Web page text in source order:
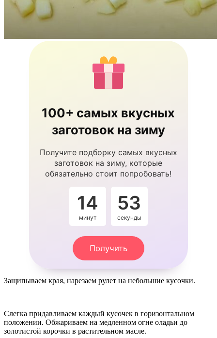
100+ самых вкусных
заготовок на зиму
Получите подборку самых вкусных
заготовок на зиму, которые
обязательно стоит попробовать!
14
минут
53
секунды
Получить
Защипываем края, нарезаем рулет на небольшие кусочки.
Слегка придавливаем каждый кусочек в горизонтальном
положении. Обжариваем на медленном огне оладьи до
золотистой корочки в растительном масле.